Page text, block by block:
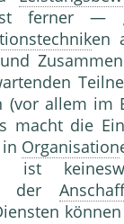
ist ferner
en
(vor allem im
macht die
Organisation
ist
der